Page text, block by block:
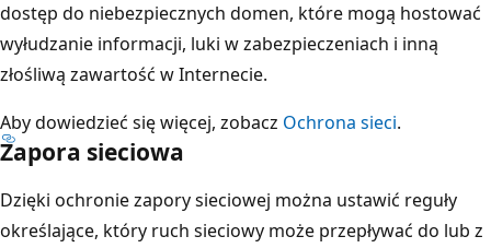
dostęp do niebezpiecznych domen, które mogą hostować
wyłudzanie informacji, luki w zabezpieczeniach i inną
złośliwą zawartość w Internecie.
Aby dowiedzieć się więcej, zobacz Ochrona sieci.
Zapora sieciowa
Dzięki ochronie zapory sieciowej można ustawić reguły
określające, który ruch sieciowy może przepływać do lub z